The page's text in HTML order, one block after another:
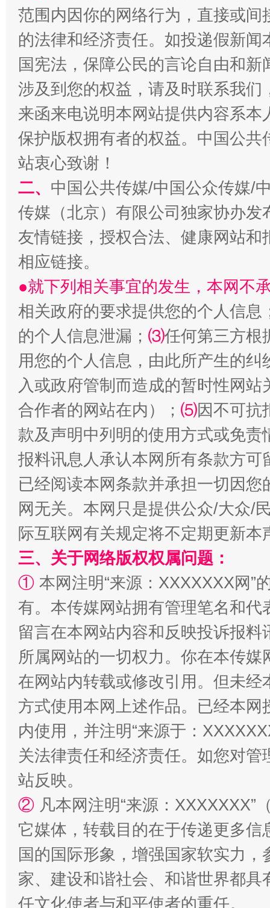
范围内因你的网络行为，直接或
的法律和经济责任。如投递假新
国宪法，保障公民的言论自由和
涉及到您的权益，请及时联系我
来函来电说明本网站提供内容系
保护版权拥有者的权益。中国公
站衷心致谢！
二、 中国公共传媒/中国公众传媒/
传媒（北京）有限公司独家协办
友情链接，授权合法、健康网站
相应链接。
●就下列相关事宜的发生，本网不
相关政府的要求提供您的个人信息
的个人信息泄漏； ⑶任何第三方根
用您的个人信息，由此所产生的纠
入或政府管制而造成的暂时性网
合作者的网站在内）； ⑸因不可抗
款及声明中列明的使用方式或免责
报料讯息人承认本网所有条款方
已经阅读本网条款并承担一切因
网无关。本网只是提供公众/大众/
际互联网有关规定将不定期更新本
三、关于网络版权权属问题：
① 本网注明“来源：XXXXXXX网”
有。本传媒网站拥有管理笔名和
留言在本网站内容和反映投诉报
所属网站的一切权力。你在本传
在网站内转载或修改引用。但未
方式使用本网上述作品。已经本
内使用，并注明“来源于：
关法律责任和经济责任。如您对
站反映。
② 凡本网注明“来源：
它媒体，转载目的在于传递更多
国的国际形象，增强国家软实力
家、建设和谐社会、和谐世界都
任文化使者与和平使者的重任。